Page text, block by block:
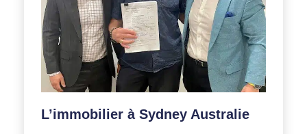
L’immobilier à Sydney Australie